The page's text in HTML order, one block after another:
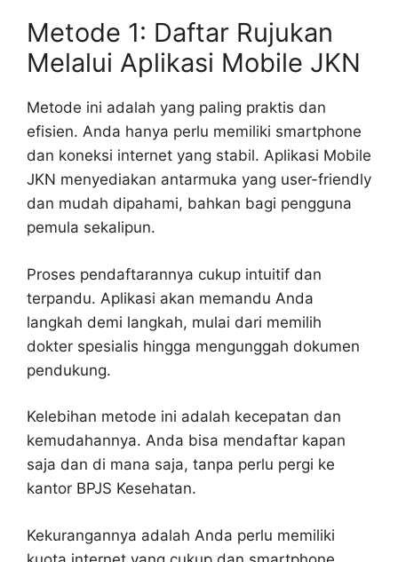
Metode 1: Daftar Rujukan
Melalui Aplikasi Mobile JKN
Metode ini adalah yang paling praktis dan
efisien. Anda hanya perlu memiliki smartphone
dan koneksi internet yang stabil. Aplikasi Mobile
JKN menyediakan antarmuka yang user-friendly
dan mudah dipahami, bahkan bagi pengguna
pemula sekalipun.
Proses pendaftarannya cukup intuitif dan
terpandu. Aplikasi akan memandu Anda
langkah demi langkah, mulai dari memilih
dokter spesialis hingga mengunggah dokumen
pendukung.
Kelebihan metode ini adalah kecepatan dan
kemudahannya. Anda bisa mendaftar kapan
saja dan di mana saja, tanpa perlu pergi ke
kantor BPJS Kesehatan.
Kekurangannya adalah Anda perlu memiliki